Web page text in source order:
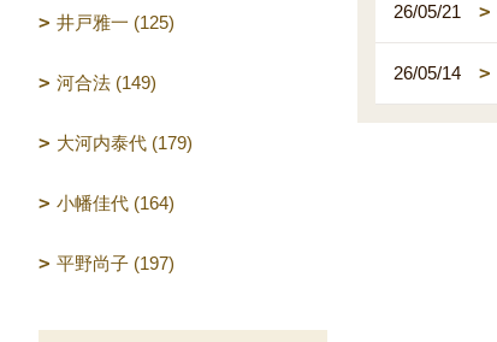
26/05/21
26/05/14
井戸雅一 (125)
河合法 (149)
大河内泰代 (179)
小幡佳代 (164)
平野尚子 (197)